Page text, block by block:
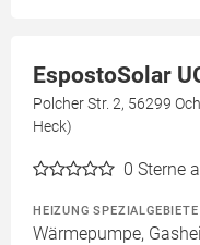
EspostoSolar
Polcher Str. 2, 56299
Heck)
0 Sterne
HEIZUNG SPEZIALGEBIETE
Wärmepumpe,